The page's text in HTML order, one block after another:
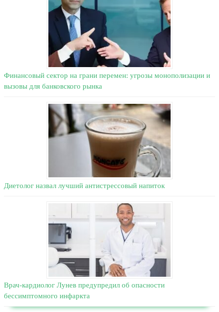
Финансовый сектор на грани перемен: угрозы монополизации и
вызовы для банковского рынка
Диетолог назвал лучший антистрессовый напиток
Врач-кардиолог Лунев предупредил об опасности
бессимптомного инфаркта